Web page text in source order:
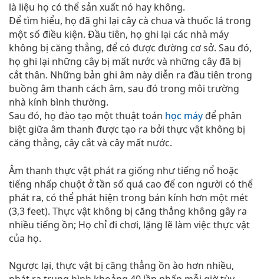
là liệu họ có thể sản xuất nó hay không.
Để tìm hiểu, họ đã ghi lại cây cà chua và thuốc lá trong
một số điều kiện. Đầu tiên, họ ghi lại các nhà máy
không bị căng thẳng, để có được đường cơ sở. Sau đó,
họ ghi lại những cây bị mất nước và những cây đã bị
cắt thân. Những bản ghi âm này diễn ra đầu tiên trong
buồng âm thanh cách âm, sau đó trong môi trường
nhà kính bình thường.
Sau đó, họ đào tạo một thuật toán học máy để phân
biệt giữa âm thanh được tạo ra bởi thực vật không bị
căng thẳng, cây cắt và cây mất nước.
Âm thanh thực vật phát ra giống như tiếng nổ hoặc
tiếng nhấp chuột ở tần số quá cao để con người có thể
phát ra, có thể phát hiện trong bán kính hơn một mét
(3,3 feet). Thực vật không bị căng thẳng không gây ra
nhiều tiếng ồn; Họ chỉ đi chơi, lặng lẽ làm việc thực vật
của họ.
Ngược lại, thực vật bị căng thẳng ồn ào hơn nhiều,